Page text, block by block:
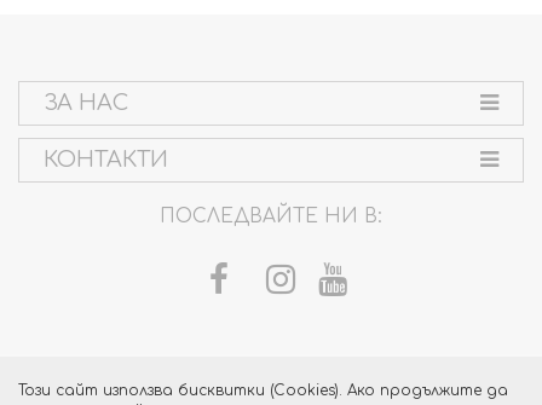
Този сайт използва бисквитки (Cookies). Ако продължите да
ЗА НАС
КОНТАКТИ
ПОСЛЕДВАЙТЕ НИ В: